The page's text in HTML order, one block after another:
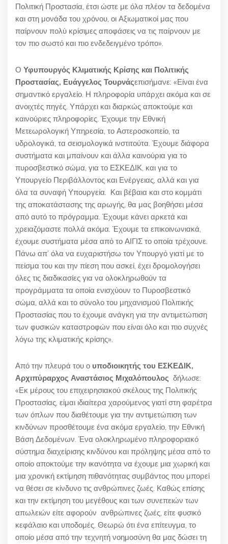
Πολιτική Προστασία, έτσι ώστε με όλα πλέον τα δεδομένα
και στη μονάδα του χρόνου, οι Αξιωματικοί μας που
παίρνουν πολύ κρίσιμες αποφάσεις να τις παίρνουν με
τον πιο σωστό και πιο ενδεδειγμένο τρόπο».
Ο Υφυπουργός Κλιματικής Κρίσης και Πολιτικής
Προστασίας, Ευάγγελος Τουρνάςεπισήμανε: «Είναι ένα
σημαντικό εργαλείο. Η πληροφορία υπάρχει ακόμα και σε
ανοιχτές πηγές. Υπάρχει και διαρκώς αποκτούμε και
καινούριες πληροφορίες. Έχουμε την Εθνική
Μετεωρολογική Υπηρεσία, το Αστεροσκοπείο, τα
υδρολογικά, τα σεισμολογικά ινστιτούτα. Έχουμε διάφορα
συστήματα και μπαίνουν και άλλα καινούρια για το
πυροσβεστικό σώμα, για το ΕΣΚΕΔΙΚ, και για το
Υπουργείο Περιβάλλοντος και Ενέργειας, αλλά και για
όλα τα συναφή Υπουργεία. Και βέβαια και στο κομμάτι
της αποκατάστασης της αρωγής, θα μας βοηθήσει μέσα
από αυτό το πρόγραμμα. Έχουμε κάνει αρκετά και
χρειαζόμαστε πολλά ακόμα. Έχουμε τα επικοινωνιακά,
έχουμε συστήματα μέσα από το ΑΙΓΙΣ το οποία τρέχουνε.
Πάνω απ’ όλα να ευχαριστήσω τον Υπουργό γιατί με το
πείσμα του και την πίεση που ασκεί, έχει δρομολογήσει
όλες τις διαδικασίες για να ολοκληρωθούν τα
προγράμματα τα οποία ενισχύουν το Πυροσβεστικό
σώμα, αλλά και το σύνολο του μηχανισμού Πολιτικής
Προστασίας που το έχουμε ανάγκη για την αντιμετώπιση
των φυσικών καταστροφών που είναι όλο και πιο συχνές
λόγω της κλιματικής κρίσης».
Από την πλευρά του ο υποδιοικητής του ΕΣΚΕΔΙΚ,
Αρχιπύραρχος Αναστάσιος Μιχαλόπουλος δήλωσε:
«Εκ μέρους του επιχειρησιακού σκέλους της Πολιτικής
Προστασίας, είμαι ιδιαίτερα χαρούμενος γιατί στη φαρέτρα
των όπλων που διαθέτουμε για την αντιμετώπιση των
κινδύνων προσθέτουμε ένα ακόμα εργαλείο, την Εθνική
Βάση Δεδομένων. Ένα ολοκληρωμένο πληροφοριακό
σύστημα διαχείρισης κινδύνου και πρόληψης μέσα από το
οποίο αποκτούμε την ικανότητα να έχουμε μια χωρική και
μια χρονική εκτίμηση πιθανότητας συμβάντος που μπορεί
να θέσει σε κίνδυνο τις ανθρώπινες ζωές. Καθώς επίσης
και την εκτίμηση του μεγέθους και των συνεπειών των
απωλειών είτε αφορούν ανθρώπινες ζωές, είτε φυσικό
κεφάλαιο και υποδομές. Θεωρώ ότι ένα επίτευγμα, το
οποίο μέσα από την τεχνητή νοημοσύνη θα μας δώσει τη